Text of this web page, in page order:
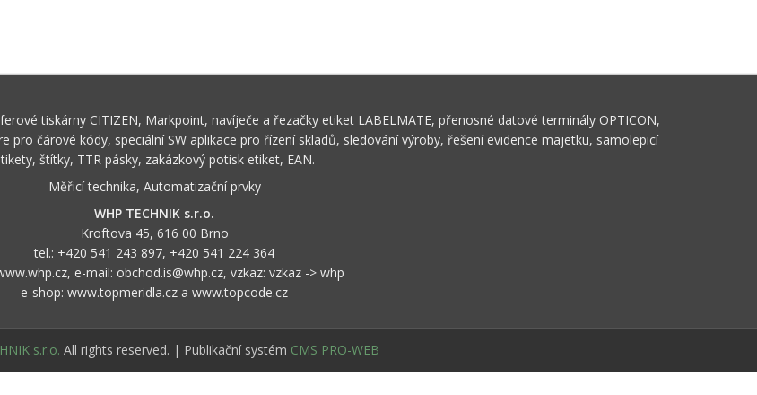
tiskárny CITIZEN, Markpoint, navíječe a řezačky etiket LABELMATE, přenosné datové terminály OPTICON,
čárové kódy, speciální SW aplikace pro řízení skladů, sledování výroby, řešení evidence majetku, samolepicí
štítky, TTR pásky, zakázkový potisk etiket, EAN.
Měřicí technika, Automatizační prvky
WHP TECHNIK s.r.o.
Kroftova 45, 616 00 Brno
tel.: +420 541 243 897, +420 541 224 364
, e-mail: obchod.is@whp.cz, vzkaz: vzkaz -> whp
e-shop: www.topmeridla.cz a www.topcode.cz
s.r.o. All rights reserved. | Publikační systém CMS PRO-WEB